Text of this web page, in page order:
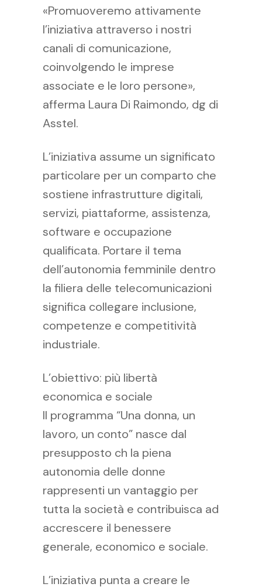
«Promuoveremo attivamente
l’iniziativa attraverso i nostri
canali di comunicazione,
coinvolgendo le imprese
associate e le loro persone»,
afferma Laura Di Raimondo, dg di
Asstel.
L’iniziativa assume un significato
particolare per un comparto che
sostiene infrastrutture digitali,
servizi, piattaforme, assistenza,
software e occupazione
qualificata. Portare il tema
dell’autonomia femminile dentro
la filiera delle telecomunicazioni
significa collegare inclusione,
competenze e competitività
industriale.
L’obiettivo: più libertà
economica e sociale
Il programma “Una donna, un
lavoro, un conto” nasce dal
presupposto ch la piena
autonomia delle donne
rappresenti un vantaggio per
tutta la società e contribuisca ad
accrescere il benessere
generale, economico e sociale.
L’iniziativa punta a creare le